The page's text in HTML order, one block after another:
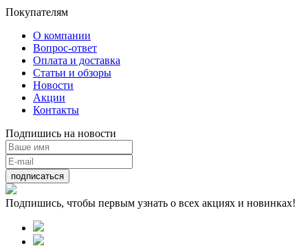
Покупателям
О компании
Вопрос-ответ
Оплата и доставка
Статьи и обзоры
Новости
Акции
Контакты
Подпишись на новости
подписаться
Подпишись, чтобы первым узнать о всех акциях и новинках!